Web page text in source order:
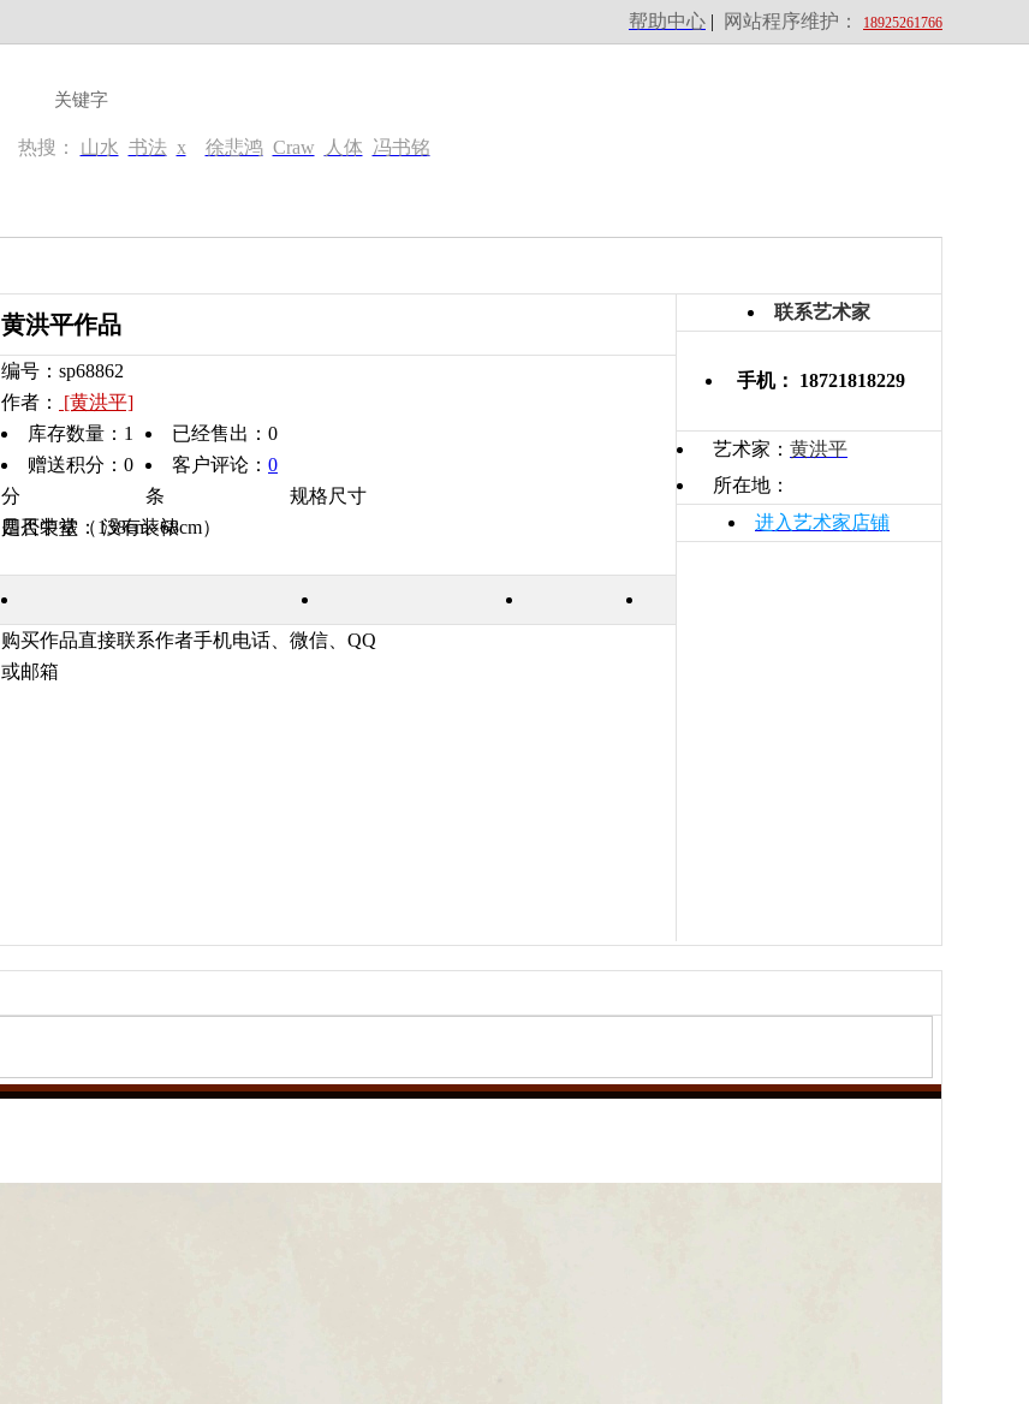
帮助中心 | 网站程序维护： 18925261766
热搜： 山水 书法 x 徐悲鸿 Craw 人体 冯书铭
黄洪平作品
编号：sp68862
作者：
[黄洪平]
库存数量： 1 已经售出： 0
赠送积分：0
分
客户评论： 0
条
规格尺寸：
四尺中堂（138cm×68cm）
是否装裱： 没有装裱
购买作品直接联系作者手机电话、微信、QQ
或邮箱
联系艺术家
手机： 18721818229
艺术家： 黄洪平
所在地：
进入艺术家店铺